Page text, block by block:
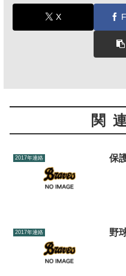
X
関
2017年連絡 保
2017年連絡 野